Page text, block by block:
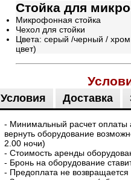
Cтойка для
Микрофонная стойка
Чехол для стойки
Цвета: серый /черный /
цвет)
Условия Доставка
- Минимальный расчет оплаты
вернуть оборудование
2.00 ночи)
- Стоимость аренды
- Бронь на оборудование
- Предоплата не